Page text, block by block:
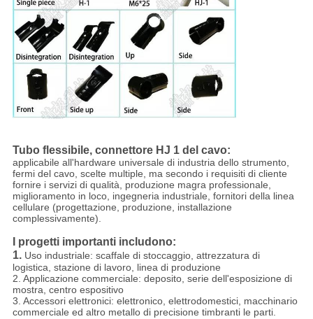
Tubo flessibile, connettore HJ 1 del cavo:
applicabile all'hardware universale di industria dello strumento,
fermi del cavo, scelte multiple, ma secondo i requisiti di cliente
fornire i servizi di qualità, produzione magra professionale,
miglioramento in loco, ingegneria industriale, fornitori della linea
cellulare (progettazione, produzione, installazione
complessivamente).
I progetti importanti includono:
1. Uso industriale: scaffale di stoccaggio, attrezzatura di
logistica, stazione di lavoro, linea di produzione
2. Applicazione commerciale: deposito, serie dell'esposizione di
mostra, centro espositivo
3. Accessori elettronici: elettronico, elettrodomestici, macchinario
commerciale ed altro metallo di precisione timbranti le parti.